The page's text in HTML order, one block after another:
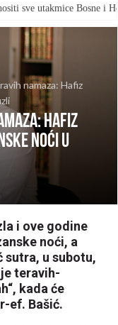
sve utakmice Bosne i
namaza: Hafiz
Hafiz
noći u
i ove godine
noći, a
sutra, u subotu,
teravih-
kada će
ef. Bašić.